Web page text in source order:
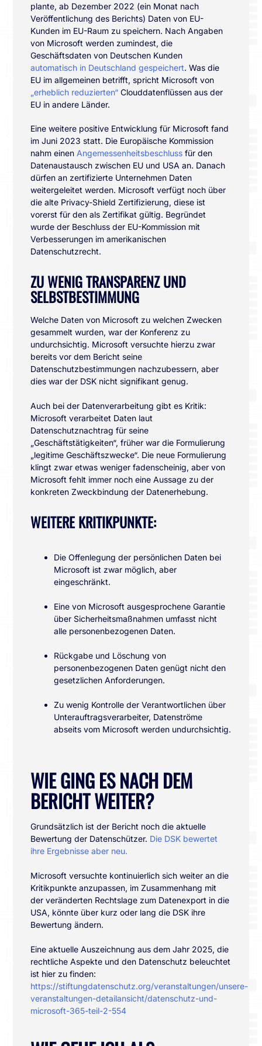
plante, ab Dezember 2022 (ein Monat nach
Veröffentlichung des Berichts) Daten von EU-
Kunden im EU-Raum zu speichern. Nach Angaben
von Microsoft werden zumindest, die
Geschäftsdaten von Deutschen Kunden
automatisch in Deutschland gespeichert. Was die
EU im allgemeinen betrifft, spricht Microsoft von
„erheblich reduzierten“ Clouddatenflüssen aus der
EU in andere Länder.
Eine weitere positive Entwicklung für Microsoft fand
im Juni 2023 statt. Die Europäische Kommission
nahm einen Angemessenheitsbeschluss für den
Datenaustausch zwischen EU und USA an. Danach
dürfen an zertifizierte Unternehmen Daten
weitergeleitet werden. Microsoft verfügt noch über
die alte Privacy-Shield Zertifizierung, diese ist
vorerst für den als Zertifikat gültig. Begründet
wurde der Beschluss der EU-Kommission mit
Verbesserungen im amerikanischen
Datenschutzrecht.
ZU WENIG TRANSPARENZ UND
SELBSTBESTIMMUNG
Welche Daten von Microsoft zu welchen Zwecken
gesammelt wurden, war der Konferenz zu
undurchsichtig. Microsoft versuchte hierzu zwar
bereits vor dem Bericht seine
Datenschutzbestimmungen nachzubessern, aber
dies war der DSK nicht signifikant genug.
Auch bei der Datenverarbeitung gibt es Kritik:
Microsoft verarbeitet Daten laut
Datenschutznachtrag für seine
„Geschäftstätigkeiten“, früher war die Formulierung
„legitime Geschäftszwecke“. Die neue Formulierung
klingt zwar etwas weniger fadenscheinig, aber von
Microsoft fehlt immer noch eine Aussage zu der
konkreten Zweckbindung der Datenerhebung.
WEITERE KRITIKPUNKTE:
Die Offenlegung der persönlichen Daten bei
Microsoft ist zwar möglich, aber
eingeschränkt.
Eine von Microsoft ausgesprochene Garantie
über Sicherheitsmaßnahmen umfasst nicht
alle personenbezogenen Daten.
Rückgabe und Löschung von
personenbezogenen Daten genügt nicht den
gesetzlichen Anforderungen.
Zu wenig Kontrolle der Verantwortlichen über
Unterauftragsverarbeiter, Datenströme
abseits vom Microsoft werden undurchsichtig.
WIE GING ES NACH DEM
BERICHT WEITER?
Grundsätzlich ist der Bericht noch die aktuelle
Bewertung der Datenschützer. Die DSK bewertet
ihre Ergebnisse aber neu.
Microsoft versuchte kontinuierlich sich weiter an die
Kritikpunkte anzupassen, im Zusammenhang mit
der veränderten Rechtslage zum Datenexport in die
USA, könnte über kurz oder lang die DSK ihre
Bewertung ändern.
Eine aktuelle Auszeichnung aus dem Jahr 2025, die
rechtliche Aspekte und den Datenschutz beleuchtet
ist hier zu finden:
https://stiftungdatenschutz.org/veranstaltungen/unsere-
veranstaltungen-detailansicht/datenschutz-und-
microsoft-365-teil-2-554